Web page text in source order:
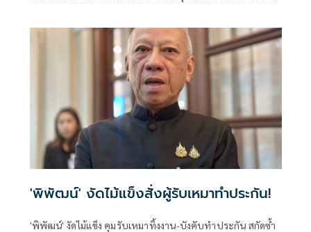
ด้านรมต.ลูกเทพ ตบเท้าร่วมด้วย
'พิพัฒน์' งัดไม้แข็งสั่งผู้รับเหมาทำประกัน!
'พิพัฒน์' งัดไม้แข็ง คุมรับเหมาทิ้งงาน-บังคับทำประกัน สกัดซ้ำ